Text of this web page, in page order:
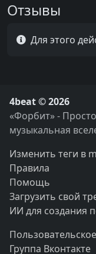
Отзывы
Для этого
4beat © 2026
«Форбит» -
музыкальная
Изменить теги в
Правила
Помощь
Загрузить свой
ИИ для создания
Группа Вконтакте